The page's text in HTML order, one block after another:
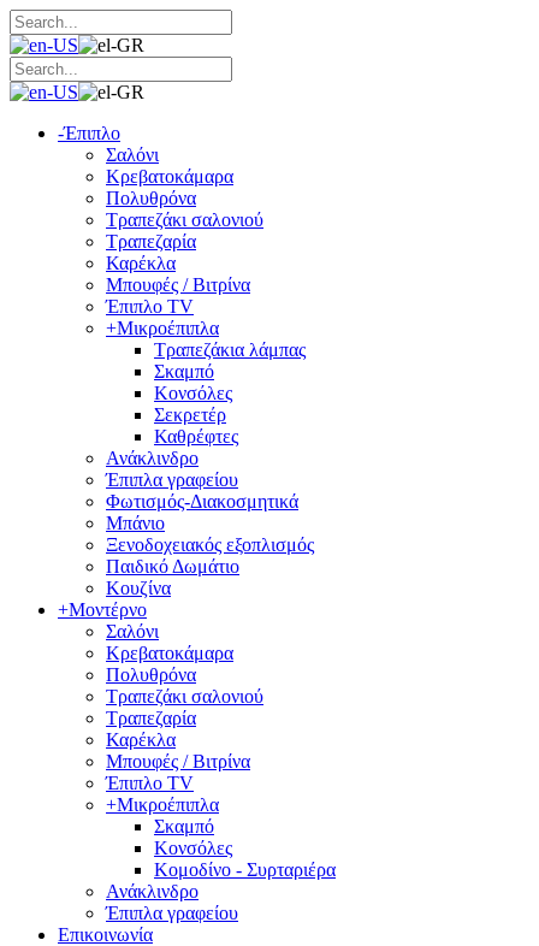
-Έπιπλο
Σαλόνι
Κρεβατοκάμαρα
Πολυθρόνα
Τραπεζάκι σαλονιού
Τραπεζαρία
Καρέκλα
Μπουφές / Βιτρίνα
Έπιπλο TV
+Μικροέπιπλα
Τραπεζάκια λάμπας
Σκαμπό
Κονσόλες
Σεκρετέρ
Καθρέφτες
Ανάκλινδρο
Έπιπλα γραφείου
Φωτισμός-Διακοσμητικά
Μπάνιο
Ξενοδοχειακός εξοπλισμός
Παιδικό Δωμάτιο
Κουζίνα
+Μοντέρνο
Σαλόνι
Κρεβατοκάμαρα
Πολυθρόνα
Τραπεζάκι σαλονιού
Τραπεζαρία
Καρέκλα
Μπουφές / Βιτρίνα
Έπιπλο TV
+Μικροέπιπλα
Σκαμπό
Κονσόλες
Κομοδίνο - Συρταριέρα
Ανάκλινδρο
Έπιπλα γραφείου
Επικοινωνία